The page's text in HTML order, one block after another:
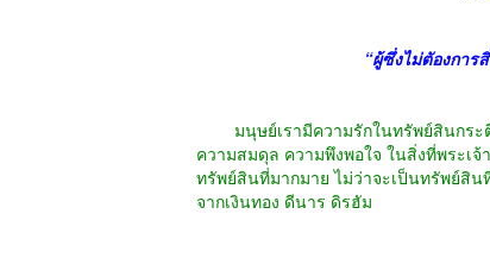
“ผู้ซึ่งไม่ตัองการ
มนุษย์เรามีความรักในทรัพย์สินกระตื
ความสมดุล ความพึงพอใจ ในสิ่งที่พระเ
ทรัพย์สินที่มากมาย ไม่ว่าจะเป็นทรัพย์สิ
จากเงินทอง ดีนาร ดิรฮัม